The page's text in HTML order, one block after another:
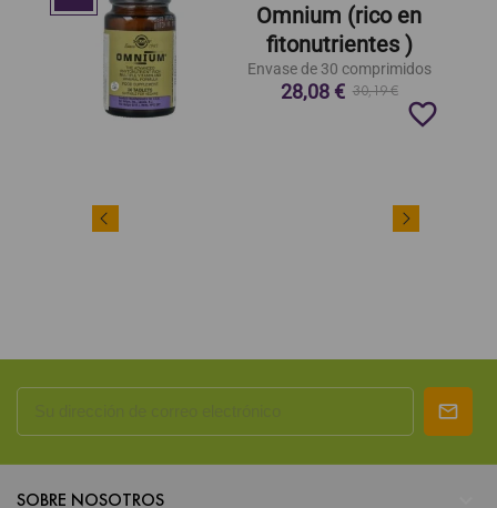
Omnium (rico en
fitonutrientes )
Envase de 30 comprimidos
28,08 € 30,19 €
favorite_border
SOBRE NOSOTROS